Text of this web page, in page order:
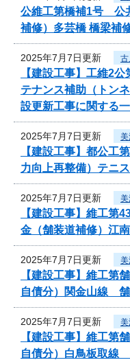
公維工第橋補1号 公
補修）多芸橋 橋梁補
2025年7月7日更新
【建設工事】工維2
テナンス補助（トン
設更新工事に関する
2025年7月7日更新
【建設工事】都公工
力向上再整備）テニ
2025年7月7日更新
【建設工事】維工第
金（舗装道補修）江
2025年7月7日更新
【建設工事】維工第
自債分）関金山線
2025年7月7日更新
【建設工事】維工第
自債分）白鳥板取線